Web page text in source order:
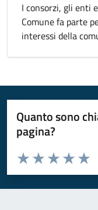
I consorzi, gli enti
Comune fa parte
interessi della
Quanto sono
pagina?
Valuta da 1 a 5 stelle la
Valuta 4
Valuta 3
Valuta 2 stelle
Valuta 1 stelle su 5